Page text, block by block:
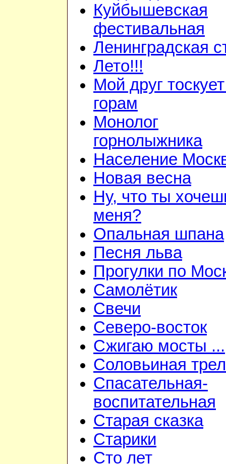
Куйбышевская
фестивальная
Ленинградская
Лето!!!
Мой друг
горам
Монолог
горнолыжника
Население
Новая весна
Ну, что ты
меня?
Опальная шпана
Песня льва
Прогулки по
Самолётик
Свечи
Северо-восток
Сжигаю мосты ...
Соловьиная
Спасательная-
воспитательная
Старая сказка
Старики
Сто лет